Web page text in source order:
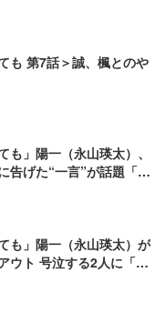
も 第7話＞誠、楓とのや
も」陽一（永山瑛太）、
告げた“一言”が話題「ず
も」陽一（永山瑛太）が
ウト 号泣する2人に「観